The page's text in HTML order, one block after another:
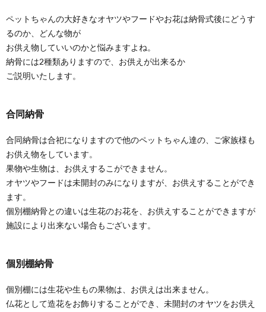
ペットちゃんの大好きなオヤツやフードやお花は納骨式後にどうす
るのか、どんな物が
お供え物していいのかと悩みますよね。
納骨には2種類ありますので、お供えが出来るか
ご説明いたします。
合同納骨
合同納骨は合祀になりますので他のペットちゃん達の、ご家族様も
お供え物をしています。
果物や生物は、お供えするこができません。
オヤツやフードは未開封のみになりますが、お供えすることができ
ます。
個別棚納骨との違いは生花のお花を、お供えすることができますが
施設により出来ない場合もございます。
個別棚納骨
個別棚には生花や生もの果物は、お供えは出来ません。
仏花として造花をお飾りすることができ、未開封のオヤツをお供え